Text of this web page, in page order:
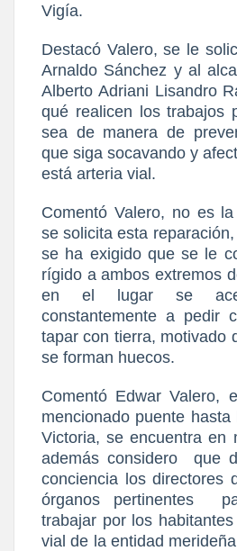
Vigía.
Destacó Valero, se le
Arnaldo Sánchez y al
Alberto Adriani Lisandro
qué realicen los trabajos
sea de manera de
que siga socavando y
está arteria vial.
Comentó Valero, no es
se solicita esta
se ha exigido que se le
rígido a ambos extremos
en el lugar se
constantemente a pedir
tapar con tierra, motivado
se forman huecos.
Comentó Edwar Valero,
mencionado puente
Victoria, se encuentra en
además considero
que
conciencia los directores
órganos pertinentes
trabajar por los
vial de la entidad